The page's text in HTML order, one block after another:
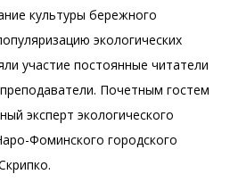
культуры бережного
экологических
участие постоянные читатели
Почетным гостем
эксперт экологического
Фоминского городского